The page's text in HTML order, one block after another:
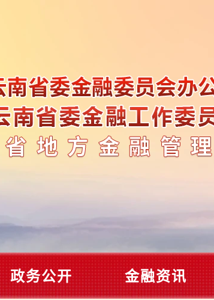
政务公开 金融资讯